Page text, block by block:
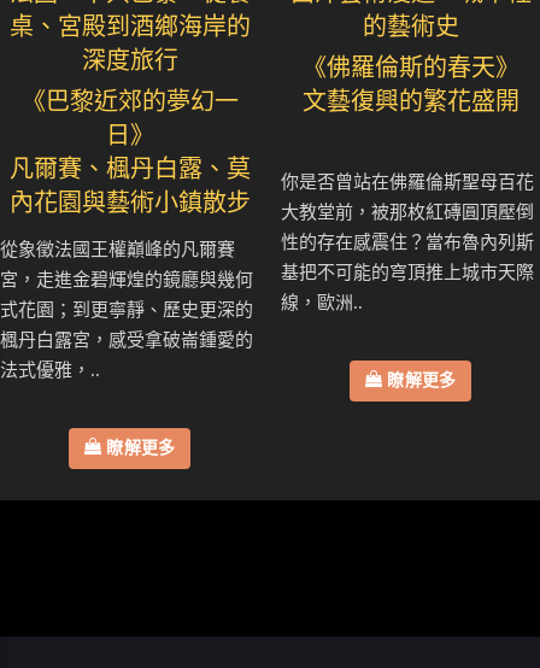
桌、宮殿到酒鄉海岸的
深度旅行
《巴黎近郊的夢幻一
日》
凡爾賽、楓丹白露、莫
內花園與藝術小鎮散步
從象徵法國王權巔峰的凡爾賽
宮，走進金碧輝煌的鏡廳與幾何
式花園；到更寧靜、歷史更深的
楓丹白露宮，感受拿破崙鍾愛的
法式優雅，..
瞭解更多
的藝術史
《佛羅倫斯的春天》
文藝復興的繁花盛開
你是否曾站在佛羅倫斯聖母百花
大教堂前，被那枚紅磚圓頂壓倒
性的存在感震住？當布魯內列斯
基把不可能的穹頂推上城市天際
線，歐洲..
瞭解更多